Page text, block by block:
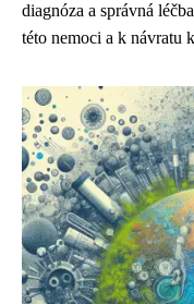
diagnóza a správná
této nemoci a k návratu